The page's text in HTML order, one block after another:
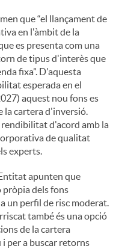
que “el llançament de
en l'àmbit de la
es presenta com una
de tipus d'interès que
fixa”. D'aquesta
esperada en el
aquest nou fons es
la cartera d'inversió.
d'acord amb la
de qualitat
experts.
apunten que
pròpia dels fons
un perfil de risc moderat.
també és una opció
de la cartera
per a buscar retorns